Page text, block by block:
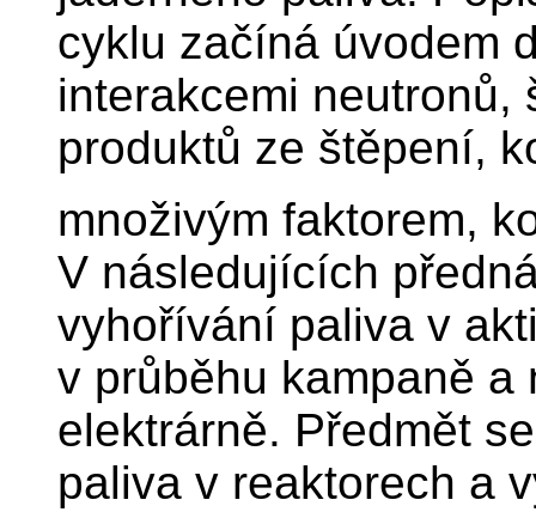
cyklu začíná úvodem
interakcemi neutronů,
produktů ze štěpení,
množivým faktorem,
V následujících
vyhořívání paliva v
v průběhu kampaně
elektrárně. Předmět
paliva v reaktorech a